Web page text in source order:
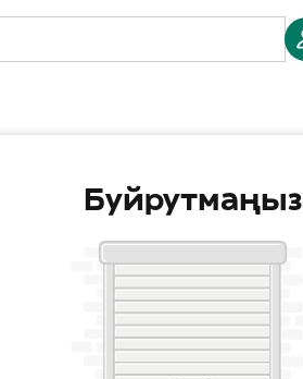
Буйрутмаңыз